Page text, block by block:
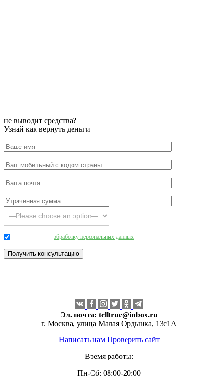
не выводит средства?
Узнай как вернуть деньги
обработку персональных данных
Эл. почта: telltrue@inbox.ru
г. Москва, улица Малая Ордынка, 13с1А
Написать нам Проверить сайт
Время работы:
Пн-Сб: 08:00-20:00